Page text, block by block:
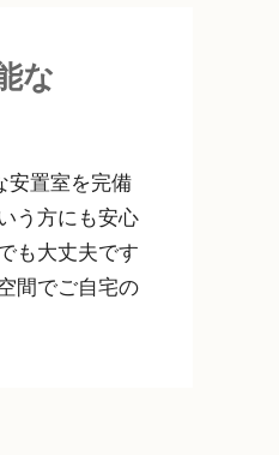
な
安置室を完備
う方にも安心
も大丈夫です
間でご自宅の